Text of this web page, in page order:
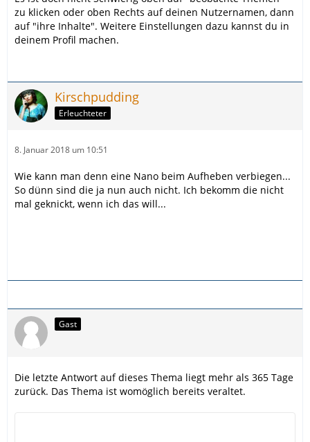
zu klicken oder oben Rechts auf deinen Nutzernamen, dann
auf "ihre Inhalte". Weitere Einstellungen dazu kannst du in
deinem Profil machen.
Kirschpudding
Erleuchteter
8. Januar 2018 um 10:51
Wie kann man denn eine Nano beim Aufheben verbiegen...
So dünn sind die ja nun auch nicht. Ich bekomm die nicht
mal geknickt, wenn ich das will...
Gast
Die letzte Antwort auf dieses Thema liegt mehr als 365 Tage
zurück. Das Thema ist womöglich bereits veraltet.